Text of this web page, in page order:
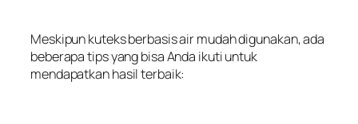
Meskipun kuteks berbasis air mudah digunakan, ada
beberapa tips yang bisa Anda ikuti untuk
mendapatkan hasil terbaik: